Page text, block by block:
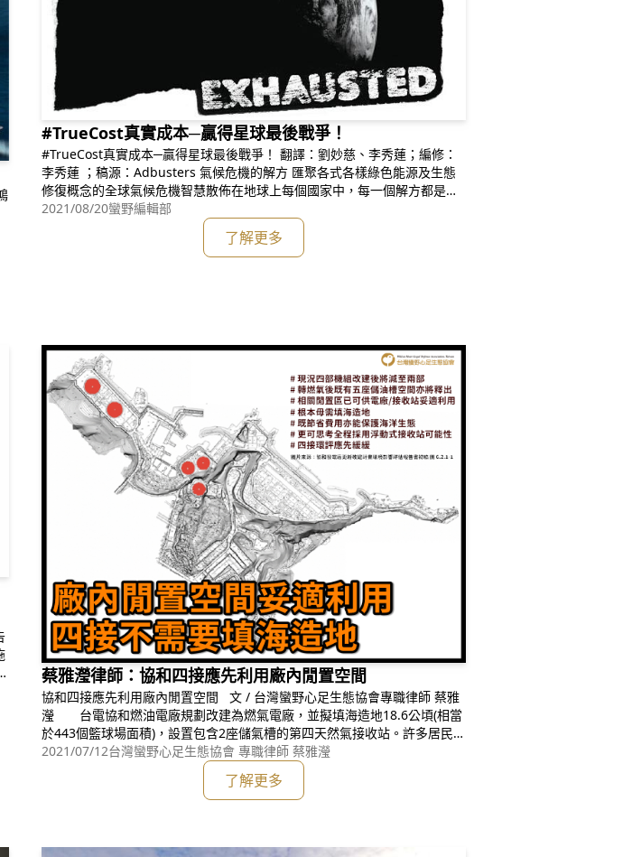
#TrueCost真實成本─贏得星球最後戰爭！
#TrueCost真實成本─贏得星球最後戰爭！ 翻譯：劉妙慈、李秀蓮；編修：
李秀蓮 ；稿源：Adbusters 氣候危機的解方 匯聚各式各樣綠色能源及生態
修復概念的全球氣候危機智慧散佈在地球上每個國家中，每一個解方都是一
塊希望拼圖，只要我們承諾踩著我們能想到的所有減低碳排放的舞步持續前
行，一個公平、公正、永續及安全的全球系統必將破繭而出。 但，實際一點
2021/08/20蠻野編輯部
了解更多
蔡雅瀅律師：協和四接應先利用廠內閒置空間
協和四接應先利用廠內閒置空間 文 / 台灣蠻野心足生態協會專職律師 蔡雅
瀅 台電協和燃油電廠規劃改建為燃氣電廠，並擬填海造地18.6公頃(相當
於443個籃球場面積)，設置包含2座儲氣槽的第四天然氣接收站。許多居民、
團體及民意代表，雖未反對協和電廠改建，但呼籲台電「取消填海造地」，
2021/07/12台灣蠻野心足生態協會 專職律師 蔡雅瀅
了解更多